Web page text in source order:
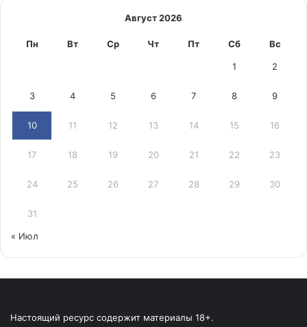
Август 2026
Пн Вт Ср Чт Пт Сб Вс
1 2
3 4 5 6 7 8 9
10 11 12 13 14 15 16
17 18 19 20 21 22 23
24 25 26 27 28 29 30
31
« Июл
Настоящий ресурс содержит материалы 18+.